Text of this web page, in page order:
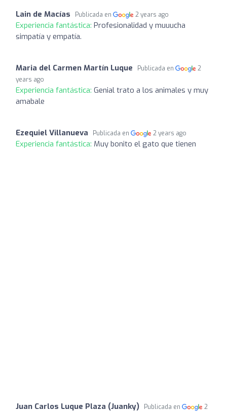
Lain de Macías Publicada en 2 years ago
Experiencia fantástica: Profesionalidad y muuucha
simpatía y empatía.
Maria del Carmen Martín Luque Publicada en
2
years ago
Experiencia fantástica: Genial trato a los animales y muy
amabale
Ezequiel Villanueva Publicada en 2 years ago
Experiencia fantástica: Muy bonito el gato que tienen
Juan Carlos Luque Plaza (Juanky) Publicada en
2